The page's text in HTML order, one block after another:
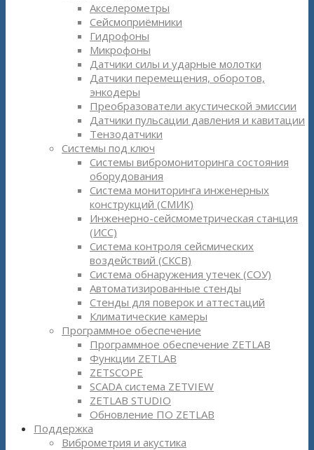
Акселерометры
Сейсмоприёмники
Гидрофоны
Микрофоны
Датчики силы и ударные молотки
Датчики перемещения, оборотов,
энкодеры
Преобразователи акустической эмиссии
Датчики пульсации давления и кавитации
Тензодатчики
Системы под ключ
Системы вибромониторинга состояния
оборудования
Система мониторинга инженерных
конструкций (СМИК)
Инженерно-сейсмометрическая станция
(ИСС)
Система контроля сейсмических
воздействий (СКСВ)
Система обнаружения утечек (СОУ)
Автоматизированные стенды
Стенды для поверок и аттестаций
Климатические камеры
Программное обеспечение
Программное обеспечение ZETLAB
Функции ZETLAB
ZETSCOPE
SCADA система ZETVIEW
ZETLAB STUDIO
Обновление ПО ZETLAB
Поддержка
Виброметрия и акустика